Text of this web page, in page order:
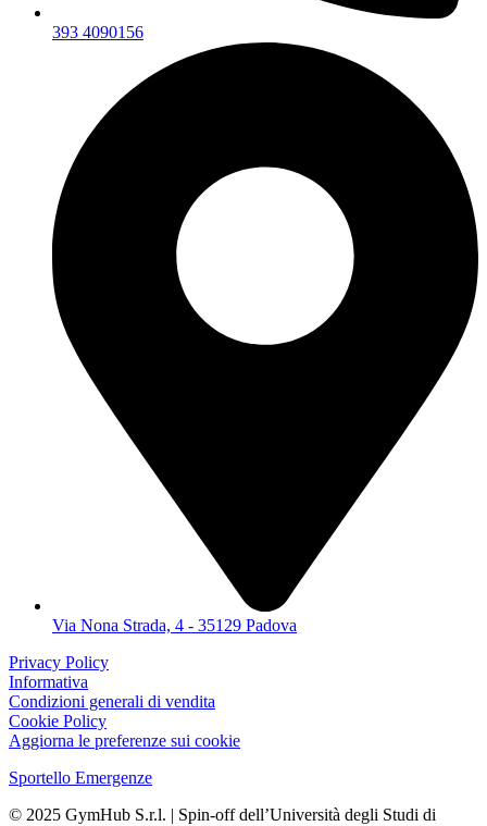
393 4090156‬
Via Nona Strada, 4 - 35129 Padova
Privacy Policy
Informativa
Condizioni generali di vendita
Cookie Policy
Aggiorna le preferenze sui cookie
Sportello Emergenze
© 2025 GymHub S.r.l. | Spin-off dell’Università degli Studi di